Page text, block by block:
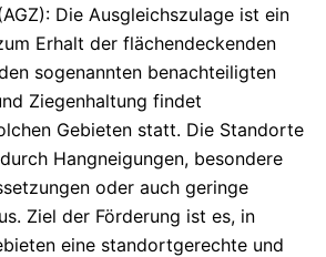
Die Ausgleichszulage ist ein
Erhalt der flächendeckenden
sogenannten benachteiligten
Ziegenhaltung findet
Gebieten statt. Die Standorte
Hangneigungen, besondere
oder auch geringe
Ziel der Förderung ist es, in
eine standortgerechte und